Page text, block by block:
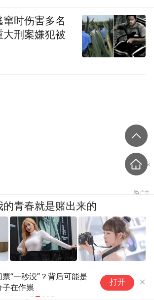
“一秒没”？背后可能是
子在作祟
河南驻马店
罪嫌疑人夏
打开
时伤害多名
大刑案嫌犯被
的青春就是赌出来的